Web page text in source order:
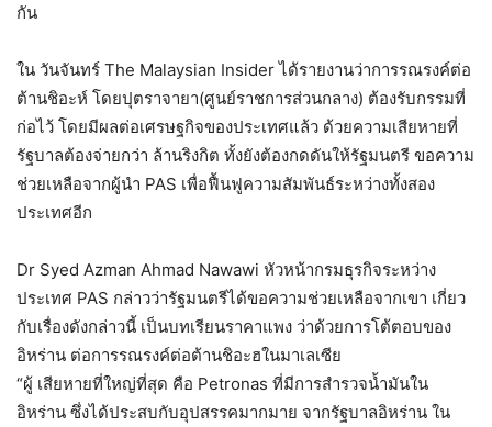
กัน
ใน วันจันทร์ The Malaysian Insider ได้รายงานว่าการรณรงค์ต่อ
ต้านชิอะห์ โดยปุตราจายา(ศูนย์ราชการส่วนกลาง) ต้องรับกรรมที่
ก่อไว้ โดยมีผลต่อเศรษฐกิจของประเทศแล้ว ด้วยความเสียหายที่
รัฐบาลต้องจ่ายกว่า ล้านริงกิต ทั้งยังต้องกดดันให้รัฐมนตรี ขอความ
ช่วยเหลือจากผู้นำ PAS เพื่อฟื้นฟูความสัมพันธ์ระหว่างทั้งสอง
ประเทศอีก
Dr Syed Azman Ahmad Nawawi หัวหน้ากรมธุรกิจระหว่าง
ประเทศ PAS กล่าวว่ารัฐมนตรีได้ขอความช่วยเหลือจากเขา เกี่ยว
กับเรื่องดังกล่าวนี้ เป็นบทเรียนราคาแพง ว่าด้วยการโต้ตอบของ
อิหร่าน ต่อการรณรงค์ต่อต้านชิอะฮในมาเลเซีย
“ผู้ เสียหายที่ใหญ่ที่สุด คือ Petronas ที่มีการสำรวจน้ำมันใน
อิหร่าน ซึ่งได้ประสบกับอุปสรรคมากมาย จากรัฐบาลอิหร่าน ใน